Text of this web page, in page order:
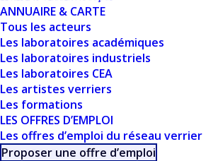
ANNUAIRE & CARTE
Tous les acteurs
Les laboratoires académiques
Les laboratoires industriels
Les laboratoires CEA
Les artistes verriers
Les formations
LES OFFRES D’EMPLOI
Les offres d’emploi du réseau verrier
Proposer une offre d’emploi
CE DOCUMENT
PARTIE D'UN
ENSEMBLE